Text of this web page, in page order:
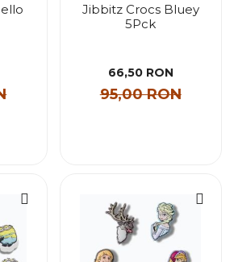
Jibbitz Crocs Bluey
5Pck
66,50 RON
95,00 RON